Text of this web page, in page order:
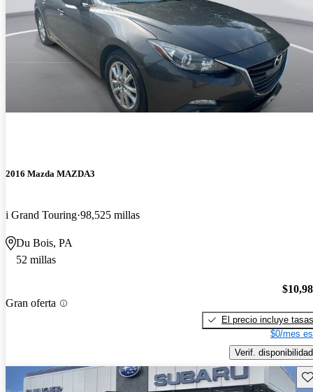
2016 Mazda MAZDA3
i Grand Touring 98,525 millas
Du Bois, PA
52 millas
Gran oferta
El precio incluye tasas
$0/mes
Verif. disponibilidad